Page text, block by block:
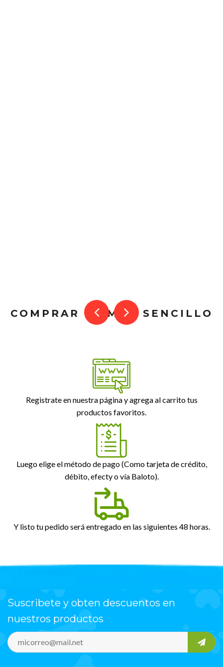
COMPRAR ES MUY SENCILLO
Registrate en nuestra página y agrega al carrito tus
productos favoritos.
Luego elige el método de pago (Como tarjeta de crédito,
débito, efecty o vía Baloto).
Y listo tu pedido será entregado en las siguientes 48 horas.
Suscribete y obten descuentos en
nuestros productos